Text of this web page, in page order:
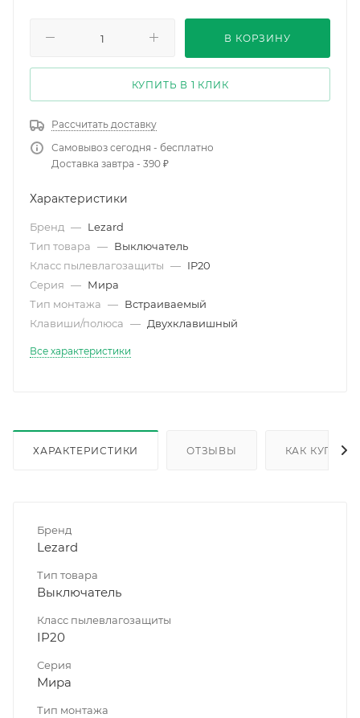
В КОРЗИНУ
КУПИТЬ В 1 КЛИК
Рассчитать доставку
Самовывоз сегодня - бесплатно
Доставка завтра - 390 ₽
Характеристики
Бренд — Lezard
Тип товара — Выключатель
Класс пылевлагозащиты — IP20
Серия — Мира
Тип монтажа — Встраиваемый
Клавиши/полюса — Двухклавишный
Все характеристики
ХАРАКТЕРИСТИКИ ОТЗЫВЫ КАК КУПИТЬ
Бренд
Lezard
Тип товара
Выключатель
Класс пылевлагозащиты
IP20
Серия
Мира
Тип монтажа